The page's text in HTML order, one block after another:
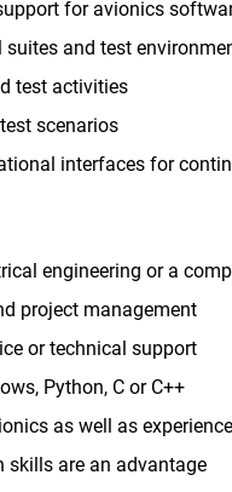
for avionics
and test
test activities
scenarios
interfaces for
engineering or a
project management
or technical support
Python, C or C++
as well as
skills are an advantage